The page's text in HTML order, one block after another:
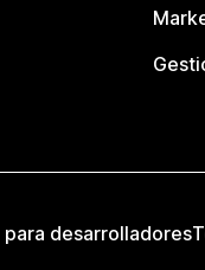
desarrolladores